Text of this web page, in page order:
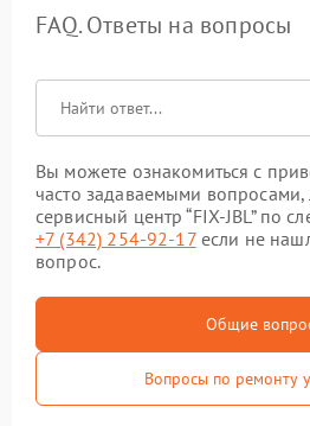
FAQ. Ответы на вопросы
Вы можете ознакомиться с
часто задаваемыми вопросами,
сервисный центр “FIX-JBL” по
+7 (342) 254-92-17если не
вопрос.
Общие
Вопросы по ремонту